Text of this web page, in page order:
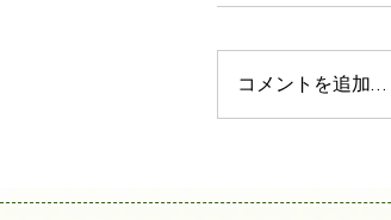
コメントを追加…